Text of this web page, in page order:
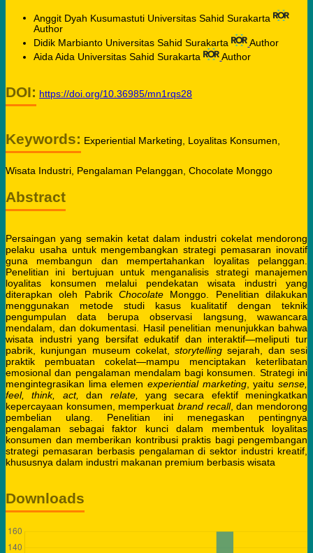
Anggit Dyah Kusumastuti Universitas Sahid Surakarta
Author
Didik Marbianto Universitas Sahid Surakarta
Author
Aida Aida Universitas Sahid Surakarta Author
DOI: https://doi.org/10.36985/mn1rqs28
Keywords: Experiential Marketing, Loyalitas Konsumen,
Wisata Industri, Pengalaman Pelanggan, Chocolate Monggo
Abstract
Persaingan yang semakin ketat dalam industri cokelat mendorong
pelaku usaha untuk mengembangkan strategi pemasaran inovatif
guna membangun dan mempertahankan loyalitas pelanggan.
Penelitian ini bertujuan untuk menganalisis strategi manajemen
loyalitas konsumen melalui pendekatan wisata industri yang
diterapkan oleh Pabrik Chocolate Monggo. Penelitian dilakukan
menggunakan metode studi kasus kualitatif dengan teknik
pengumpulan data berupa observasi langsung, wawancara
mendalam, dan dokumentasi. Hasil penelitian menunjukkan bahwa
wisata industri yang bersifat edukatif dan interaktif—meliputi tur
pabrik, kunjungan museum cokelat,storytelling sejarah, dan sesi
praktik pembuatan cokelat—mampu menciptakan keterlibatan
emosional dan pengalaman mendalam bagi konsumen. Strategi ini
mengintegrasikan lima elemen experiential marketing, yaitusense,
feel, think, act, dan relate, yang secara efektif meningkatkan
kepercayaan konsumen, memperkuat brand recall, dan mendorong
pembelian ulang. Penelitian ini menegaskan pentingnya
pengalaman sebagai faktor kunci dalam membentuk loyalitas
konsumen dan memberikan kontribusi praktis bagi pengembangan
strategi pemasaran berbasis pengalaman di sektor industri kreatif,
khususnya dalam industri makanan premium berbasis wisata
Downloads